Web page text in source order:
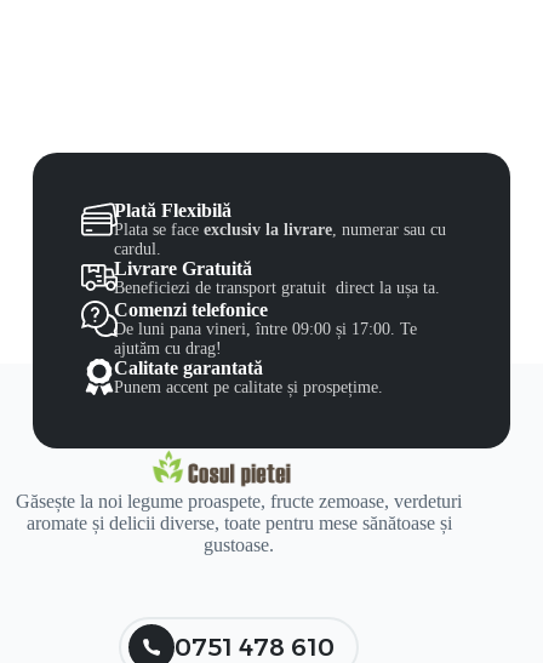
Plată Flexibilă
Plata se faceexclusiv la livrare , numerar sau cu
cardul.
Livrare Gratuită
Beneficiezi de transport gratuit direct la ușa ta.
Comenzi telefonice
De luni pana vineri, între 09:00 și 17:00. Te
ajutăm cu drag!
Calitate garantată
Punem accent pe calitate și prospețime.
Găsește la noi legume proaspete, fructe zemoase, verdeturi
aromate și delicii diverse, toate pentru mese sănătoase și
gustoase.
0751 478 610